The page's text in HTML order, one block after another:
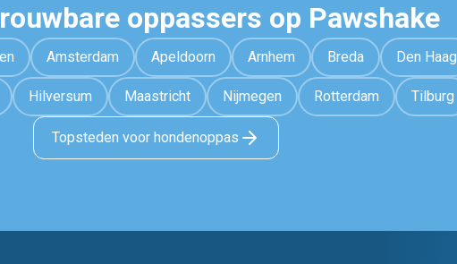
oppassers op Pawshake
Amsterdam Apeldoorn Arnhem Breda Den Haag
Hilversum Maastricht Nijmegen Rotterdam Tilburg
Topsteden voor hondenoppas